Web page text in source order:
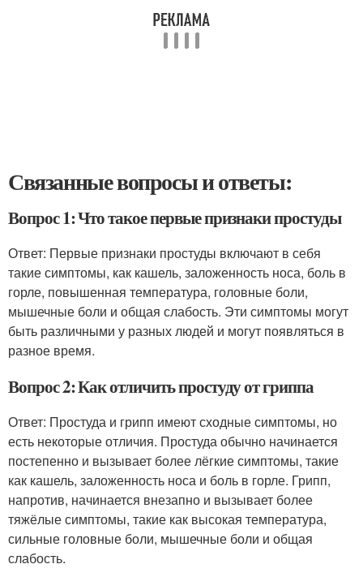
Связанные вопросы и ответы:
Вопрос 1: Что такое первые признаки простуды
Ответ: Первые признаки простуды включают в себя
такие симптомы, как кашель, заложенность носа, боль в
горле, повышенная температура, головные боли,
мышечные боли и общая слабость. Эти симптомы могут
быть различными у разных людей и могут появляться в
разное время.
Вопрос 2: Как отличить простуду от гриппа
Ответ: Простуда и грипп имеют сходные симптомы, но
есть некоторые отличия. Простуда обычно начинается
постепенно и вызывает более лёгкие симптомы, такие
как кашель, заложенность носа и боль в горле. Грипп,
напротив, начинается внезапно и вызывает более
тяжёлые симптомы, такие как высокая температура,
сильные головные боли, мышечные боли и общая
слабость.